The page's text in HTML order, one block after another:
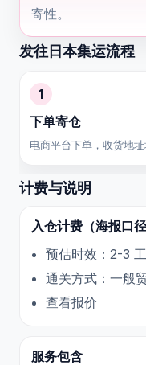
寄性。
发往日本集运流程
1
下单寄仓
电商平台下单，收货地
计费与说明
入仓计费（海报口径
预估时效：2-3
通关方式：一般
查看报价
服务包含